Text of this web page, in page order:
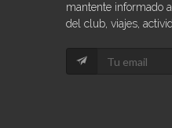
mantente informado
del club, viajes,